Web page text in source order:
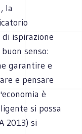
la
ispirazione
senso:
garantire e
e pensare
è
si possa
2013) si